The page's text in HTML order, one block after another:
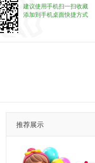
建议使用手机扫一扫收藏
添加到手机桌面快捷方式
推荐展示